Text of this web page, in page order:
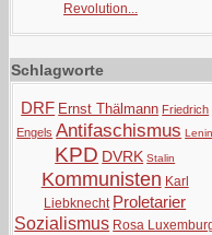
Revolution...
Schlagworte
DRF Ernst Thälmann Friedrich
Engels Antifaschismus Lenin
KPD DVRK Stalin
Kommunisten Karl
Liebknecht Proletarier
Sozialismus Rosa